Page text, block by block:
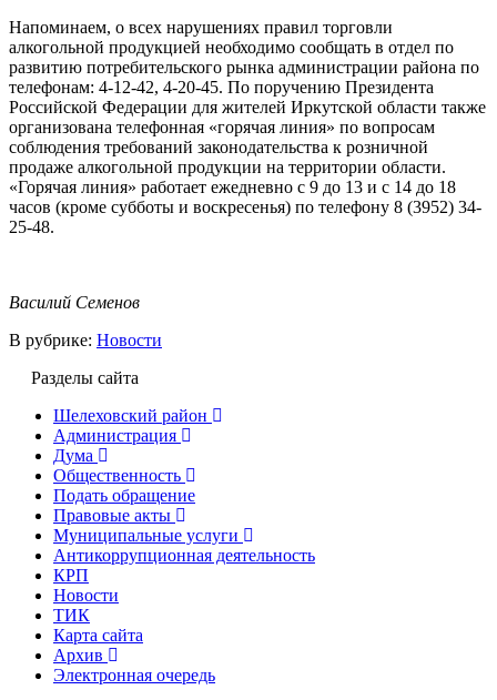
Напоминаем, о всех нарушениях правил торговли
алкогольной продукцией необходимо сообщать в отдел по
развитию потребительского рынка администрации района по
телефонам: 4-12-42, 4-20-45. По поручению Президента
Российской Федерации для жителей Иркутской области также
организована телефонная «горячая линия» по вопросам
соблюдения требований законодательства к розничной
продаже алкогольной продукции на территории области.
«Горячая линия» работает ежедневно с 9 до 13 и с 14 до 18
часов (кроме субботы и воскресенья) по телефону 8 (3952) 34-
25-48.
Василий Семенов
В рубрике: Новости
Разделы сайта
Шелеховский район
Администрация
Дума
Общественность
Подать обращение
Правовые акты
Муниципальные услуги
Антикоррупционная деятельность
КРП
Новости
ТИК
Карта сайта
Архив
Электронная очередь